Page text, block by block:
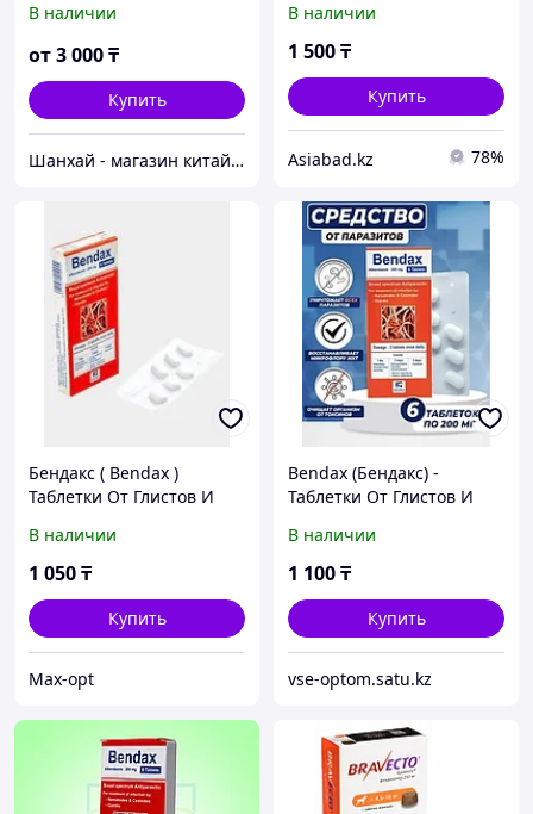
В наличии
от3 000₸
Купить
Шанхай - магазин китайских лечебных препаратов
Взрослых / Египет 6
таблеток
В наличии
1 500₸
Купить
Asiabad.kz 78%
Бендакс ( Bendax )
Таблетки От Глистов И
Взрослых / Египет 6
таблеток
В наличии
1 050₸
Купить
Max-opt
Bendax (Бендакс) -
Таблетки От Глистов И
Взрослых / Египет 6
таблеток
В наличии
1 100₸
Купить
vse-optom.satu.kz